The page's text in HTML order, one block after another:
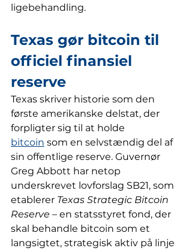
ligebehandling.
Texas gør bitcoin til
officiel finansiel
reserve
Texas skriver historie som den
første amerikanske delstat, der
forpligter sig til at holde
bitcoin som en selvstændig del af
sin offentlige reserve. Guvernør
Greg Abbott har netop
underskrevet lovforslag SB21, som
etablerer Texas Strategic Bitcoin
Reserve – en statsstyret fond, der
skal behandle bitcoin som et
langsigtet, strategisk aktiv på linje